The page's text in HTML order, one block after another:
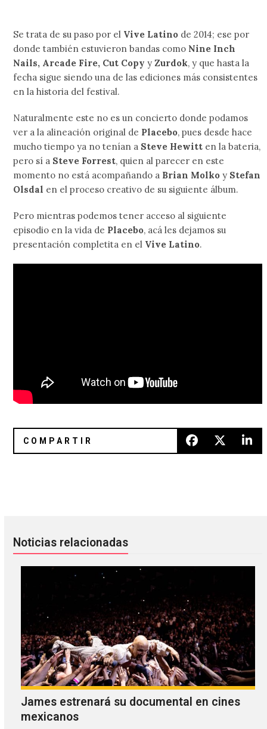
Se trata de su paso por el Vive Latino de 2014; ese por
donde también estuvieron bandas como Nine Inch
Nails, Arcade Fire, Cut Copy y Zurdok, y que hasta la
fecha sigue siendo una de las ediciones más consistentes
en la historia del festival.
Naturalmente este no es un concierto donde podamos
ver a la alineación original de Placebo, pues desde hace
mucho tiempo ya no tenían a Steve Hewitt en la bateria,
pero sí a Steve Forrest, quien al parecer en este
momento no está acompañando a Brian Molkoy Stefan
Olsdal en el proceso creativo de su siguiente álbum.
Pero mientras podemos tener acceso al siguiente
episodio en la vida de Placebo, acá les dejamos su
presentación completita en el Vive Latino.
Noticias relacionadas
James estrenará su documental en cines
mexicanos